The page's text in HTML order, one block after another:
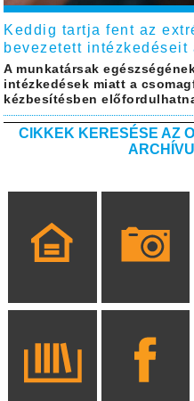
Keddig tartja fent az
bevezetett intézkedéseit
A munkatársak
intézkedések miatt a
kézbesítésben
CIKKEK KERESÉSE AZ